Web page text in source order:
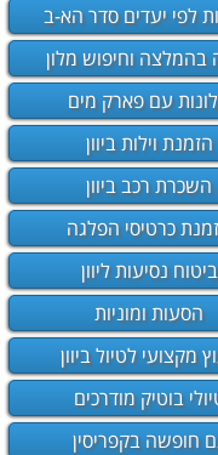
לפי יעדים סדר הא-ב
בהמלצה וחיפוש מלון
עם פארק מים
הזמנת וילות ביוון
השכרת רכב ביוון
כרטיסי הפלגה
ביטוח נסיעות ליוון
הסעות ומוניות
מקצועי לטיול ביוון
בוטיק מודרכים
חופשה בקפריסין